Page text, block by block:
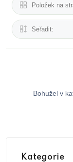
Položek na
Seřadit:
Bohužel v
Kategorie